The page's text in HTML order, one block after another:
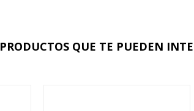
PRODUCTOS QUE TE PUEDEN